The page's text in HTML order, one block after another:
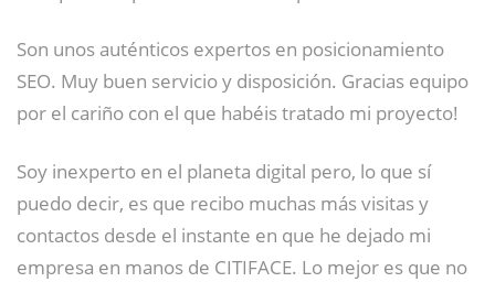
Son unos auténticos expertos en posicionamiento
SEO. Muy buen servicio y disposición. Gracias equipo
por el cariño con el que habéis tratado mi proyecto!
Soy inexperto en el planeta digital pero, lo que sí
puedo decir, es que recibo muchas más visitas y
contactos desde el instante en que he dejado mi
empresa en manos de CITIFACE. Lo mejor es que no